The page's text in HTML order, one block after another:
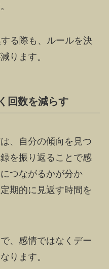
る際も、ルールを決
ります。
回数を減らす
、自分の傾向を見つ
を振り返ることで感
つながるかが分か
期的に見返す時間を
、感情ではなくデー
ります。